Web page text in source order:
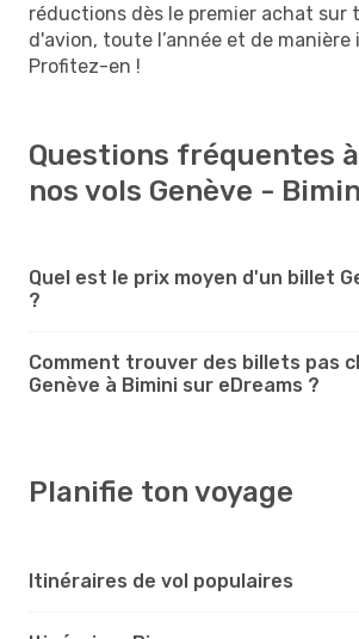
réductions dès le premier achat sur
d'avion, toute l’année et de manière
Profitez-en !
Questions fréquentes
nos vols Genève -
Quel est le prix moyen d'un billet
?
Comment trouver des billets pas
Genève à Bimini sur eDreams ?
Planifie ton voyage
Itinéraires de vol populaires